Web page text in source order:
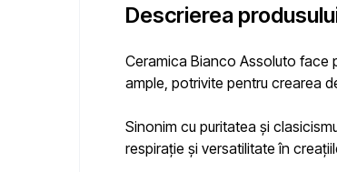
Descrierea
Ceramica Bianco Assoluto face
ample, potrivite pentru crearea
Sinonim cu puritatea și
respirație și versatilitate în